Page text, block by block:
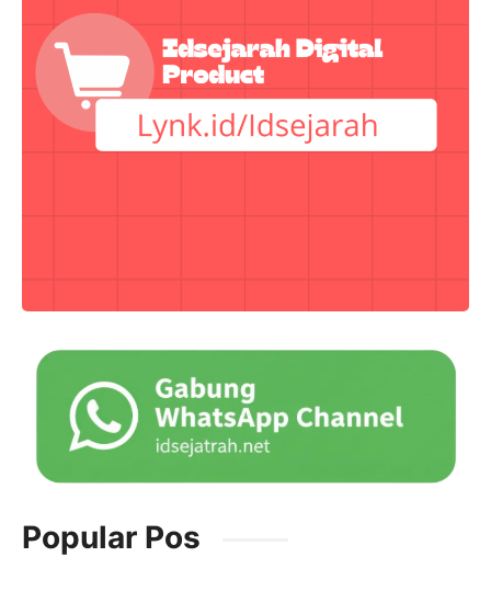
Popular Pos